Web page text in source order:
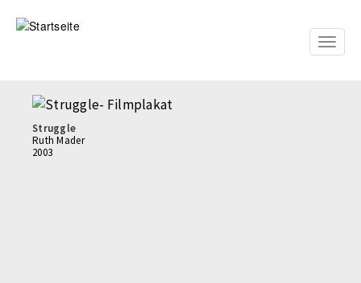
zum
Toggle
Struggle
Ruth Mader
2003